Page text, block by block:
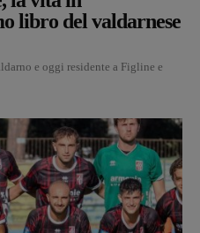
libro del valdarnese
e oggi residente a Figline e